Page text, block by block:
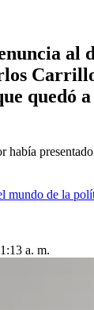
al
quedó
había
mundo de la
a. m.